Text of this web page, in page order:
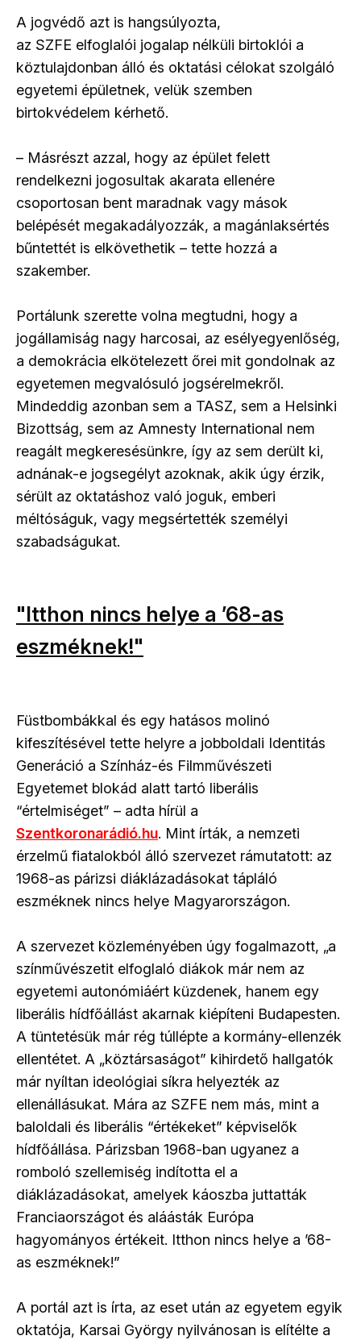
A jogvédő azt is hangsúlyozta,
az SZFE elfoglalói jogalap nélküli birtoklói a
köztulajdonban álló és oktatási célokat szolgáló
egyetemi épületnek, velük szemben
birtokvédelem kérhető.
– Másrészt azzal, hogy az épület felett
rendelkezni jogosultak akarata ellenére
csoportosan bent maradnak vagy mások
belépését megakadályozzák, a magánlaksértés
bűntettét is elkövethetik – tette hozzá a
szakember.
Portálunk szerette volna megtudni, hogy a
jogállamiság nagy harcosai, az esélyegyenlőség,
a demokrácia elkötelezett őrei mit gondolnak az
egyetemen megvalósuló jogsérelmekről.
Mindeddig azonban sem a TASZ, sem a Helsinki
Bizottság, sem az Amnesty International nem
reagált megkeresésünkre, így az sem derült ki,
adnának-e jogsegélyt azoknak, akik úgy érzik,
sérült az oktatáshoz való joguk, emberi
méltóságuk, vagy megsértették személyi
szabadságukat.
"Itthon nincs helye a ’68-as
eszméknek!"
Füstbombákkal és egy hatásos molinó
kifeszítésével tette helyre a jobboldali Identitás
Generáció a Színház-és Filmművészeti
Egyetemet blokád alatt tartó liberális
“értelmiséget” – adta hírül a
Szentkoronarádió.hu. Mint írták, a nemzeti
érzelmű fiatalokból álló szervezet rámutatott: az
1968-as párizsi diáklázadásokat tápláló
eszméknek nincs helye Magyarországon.
A szervezet közleményében úgy fogalmazott, „a
színművészetit elfoglaló diákok már nem az
egyetemi autonómiáért küzdenek, hanem egy
liberális hídfőállást akarnak kiépíteni Budapesten.
A tüntetésük már rég túllépte a kormány-ellenzék
ellentétet. A „köztársaságot” kihirdető hallgatók
már nyíltan ideológiai síkra helyezték az
ellenállásukat. Mára az SZFE nem más, mint a
baloldali és liberális “értékeket” képviselők
hídfőállása. Párizsban 1968-ban ugyanez a
romboló szellemiség indította el a
diáklázadásokat, amelyek káoszba juttatták
Franciaországot és aláásták Európa
hagyományos értékeit. Itthon nincs helye a ’68-
as eszméknek!”
A portál azt is írta, az eset után az egyetem egyik
oktatója, Karsai György nyilvánosan is elítélte a